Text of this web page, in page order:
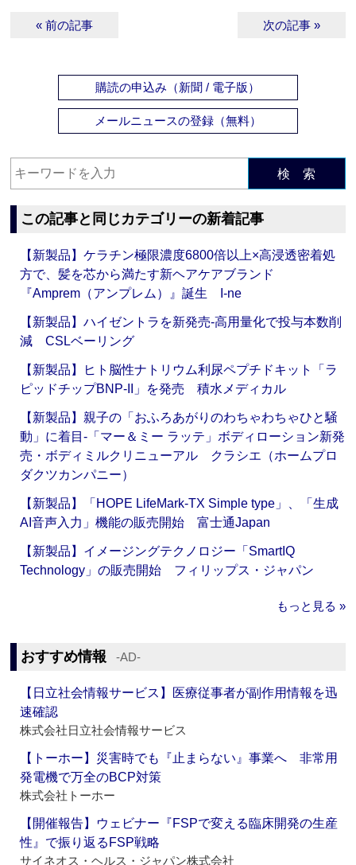
« 前の記事 次の記事 »
購読の申込み（新聞 / 電子版）
メールニュースの登録（無料）
検 索
この記事と同じカテゴリーの新着記事
【新製品】ケラチン極限濃度6800倍以上×高浸透密着処
方で、髪を芯から満たす新ヘアケアブランド
『Amprem（アンプレム）』誕生 I-ne
【新製品】ハイゼントラを新発売‐高用量化で投与本数削
減 CSLベーリング
【新製品】ヒト脳性ナトリウム利尿ペプチドキット「ラ
ピッドチップBNP-II」を発売 積水メディカル
【新製品】親子の「おふろあがりのわちゃわちゃひと騒
動」に着目‐「マー＆ミー ラッテ」ボディローション新発
売・ボディミルクリニューアル クラシエ（ホームプロ
ダクツカンパニー）
【新製品】「HOPE LifeMark-TX Simple type」、「生成
AI音声入力」機能の販売開始 富士通Japan
【新製品】イメージングテクノロジー「SmartIQ
Technology」の販売開始 フィリップス・ジャパン
もっと見る »
おすすめ情報 ‐AD‐
【日立社会情報サービス】医療従事者が副作用情報を迅
速確認
株式会社日立社会情報サービス
【トーホー】災害時でも『止まらない』事業へ 非常用
発電機で万全のBCP対策
株式会社トーホー
【開催報告】ウェビナー『FSPで変える臨床開発の生産
性』で振り返るFSP戦略
サイネオス・ヘルス・ジャパン株式会社